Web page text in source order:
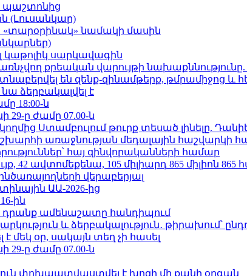
պաշտոնից
(Լուսանկար)
«տարօրինակ» նամակի մասին
կաթոլիկ սարկավագին
քրեական վարույթի նախաքննությունը.
են զենք-զինամթերք, թմրամիջոց և
ձերբակալվել է
18:00-ն
29-ը ժամը 07.00-ն
Ստամբուլում թուրք տեսած լինելը.
առաջնության մեդալային հաշվարկի
հայ զինվորականների համար
42 ավտոմեքենա, 105 միլիարդ 865 միլիոն
վերաբերյալ
ԱԱ-2026-ից
ին
ամենաշատը հանդիպում
և ձերբակալություն․ թիրախում՝
մեկ օր, սակայն տեղ չի հասել
29-ը ժամը 07.00-ն
փոխպատվաստվել է խոզի մի քանի օրգան